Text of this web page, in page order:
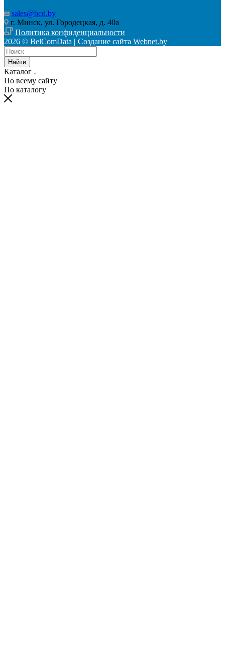
sales@bcd.by
г. Минск, ул. Городецкая, д. 40а
Политика конфиденциальности
2026 © BelComData | Создание сайта Webnet.by
Найти
Каталог
По всему сайту
По каталогу